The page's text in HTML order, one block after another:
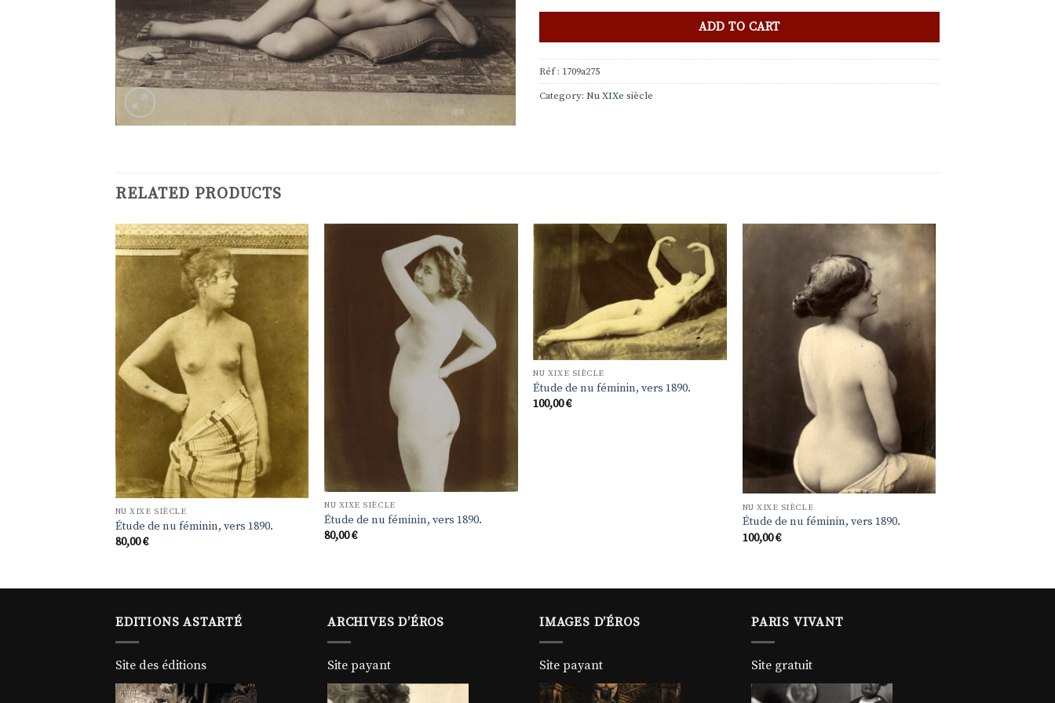
ADD TO CART
Réf : 1709a275
Category: Nu XIXe siècle
RELATED PRODUCTS
NU XIXE SIÈCLE
Étude de nu féminin, vers 1890.
80,00€
NU XIXE SIÈCLE
Étude de nu féminin, vers 1890.
80,00€
Ajouter
à la
liste de
souhaits
NU XIXE SIÈCLE
Étude de nu féminin, vers 1890.
100,00€
souhaits
NU XIXE SIÈCLE
Étude de nu féminin, vers 1890.
100,00€
EDITIONS ASTARTÉ
Site des éditions
ARCHIVES D’ÉROS
Site payant
IMAGES D’ÉROS
Site payant
PARIS VIVANT
Site gratuit